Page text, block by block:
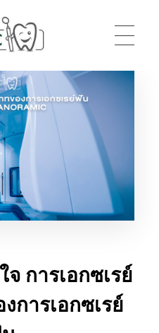
การเอกซเรย์
การเอกซเรย์